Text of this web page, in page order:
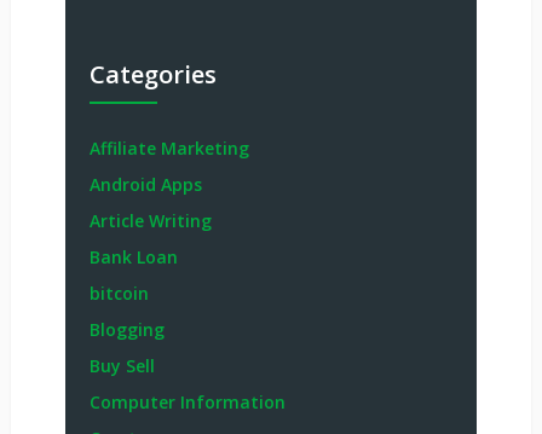
Categories
Affiliate Marketing
Android Apps
Article Writing
Bank Loan
bitcoin
Blogging
Buy Sell
Computer Information